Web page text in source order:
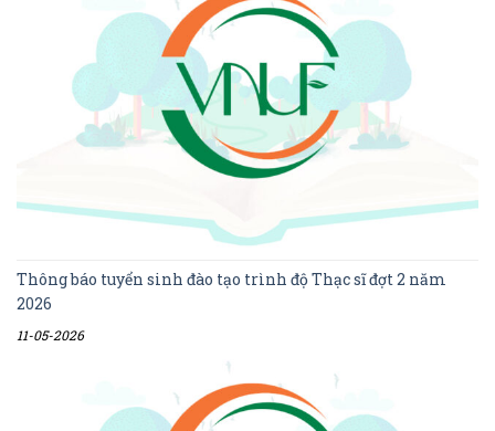
Thông báo tuyển sinh đào tạo trình độ Thạc sĩ đợt 2 năm
2026
11-05-2026